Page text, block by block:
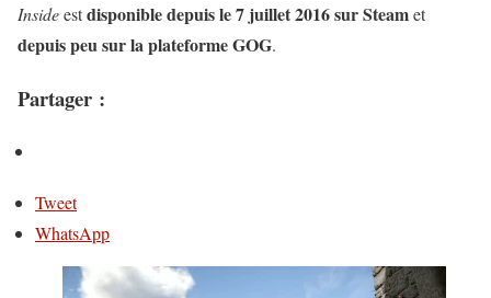
Insideestdisponible depuis le 7 juillet 2016 sur Steamet
depuis peu sur la plateforme GOG.
Partager :
Tweet
WhatsApp